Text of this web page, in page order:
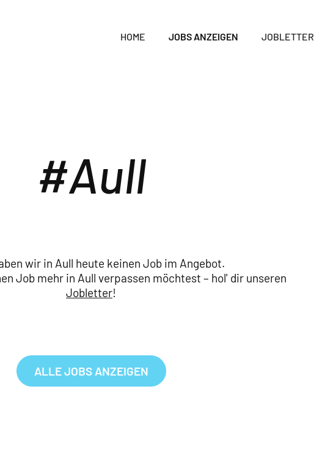
HOME JOBS ANZEIGEN JOBLETTER
Aull
wir in Aull heute keinen Job im Angebot.
Job mehr in Aull verpassen möchtest – hol' dir unseren
Jobletter!
ALLE JOBS ANZEIGEN